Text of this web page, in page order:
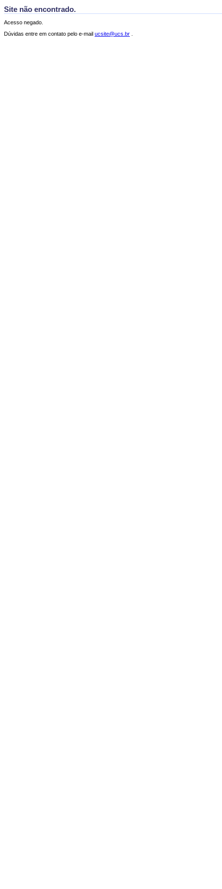
Site não encontrado.
Acesso negado.
Dúvidas entre em contato pelo e-mail ucsite@ucs.br